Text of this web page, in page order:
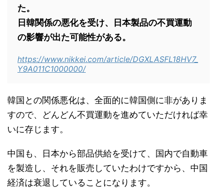
た。
日韓関係の悪化を受け、日本製品の不買運動
の影響が出た可能性がある。
https://www.nikkei.com/article/DGXLASFL18HV7_
Y9A011C1000000/
韓国との関係悪化は、全面的に韓国側に非がありま
すので、どんどん不買運動を進めていただければ幸
いに存じます。
中国も、日本から部品供給を受けて、国内で自動車
を製造し、それを販売していたわけですから、中国
経済は衰退していることになります。